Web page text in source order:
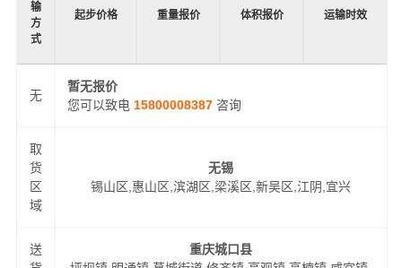
输
方
式
起步价格 重量报价 体积报价 运输时效
无
暂无报价
您可以致电 15800008387 咨询
取
货
区
域
无锡
锡山区,惠山区,滨湖区,梁溪区,新吴区,江阴,宜兴
送
重庆城口县